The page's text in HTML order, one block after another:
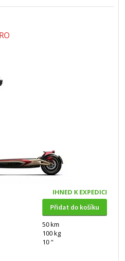
IHNED K EXPEDICI
Přidat do košíku
50 km
100 kg
10 "